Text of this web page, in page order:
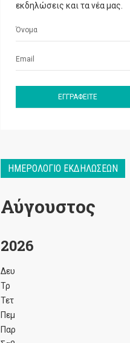
εκδηλώσεις και τα νέα μας.
ΗΜΕΡΟΛΌΓΙΟ ΕΚΔΗΛΏΣΕΩΝ
Αύγουστος
2026
Δευ
Τρ
Τετ
Πεμ
Παρ